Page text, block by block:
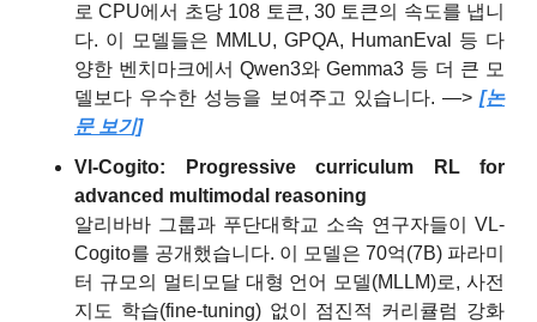
로 CPU에서 초당 108 토큰, 30 토큰의 속도를 냅니
다. 이 모델들은 MMLU, GPQA, HumanEval 등 다
양한 벤치마크에서 Qwen3와 Gemma3 등 더 큰 모
델보다 우수한 성능을 보여주고 있습니다. —> [논
문 보기]
Vl-Cogito: Progressive curriculum RL for
advanced multimodal reasoning
알리바바 그룹과 푸단대학교 소속 연구자들이 VL-
Cogito를 공개했습니다. 이 모델은 70억(7B) 파라미
터 규모의 멀티모달 대형 언어 모델(MLLM)로, 사전
지도 학습(fine-tuning) 없이 점진적 커리큘럼 강화